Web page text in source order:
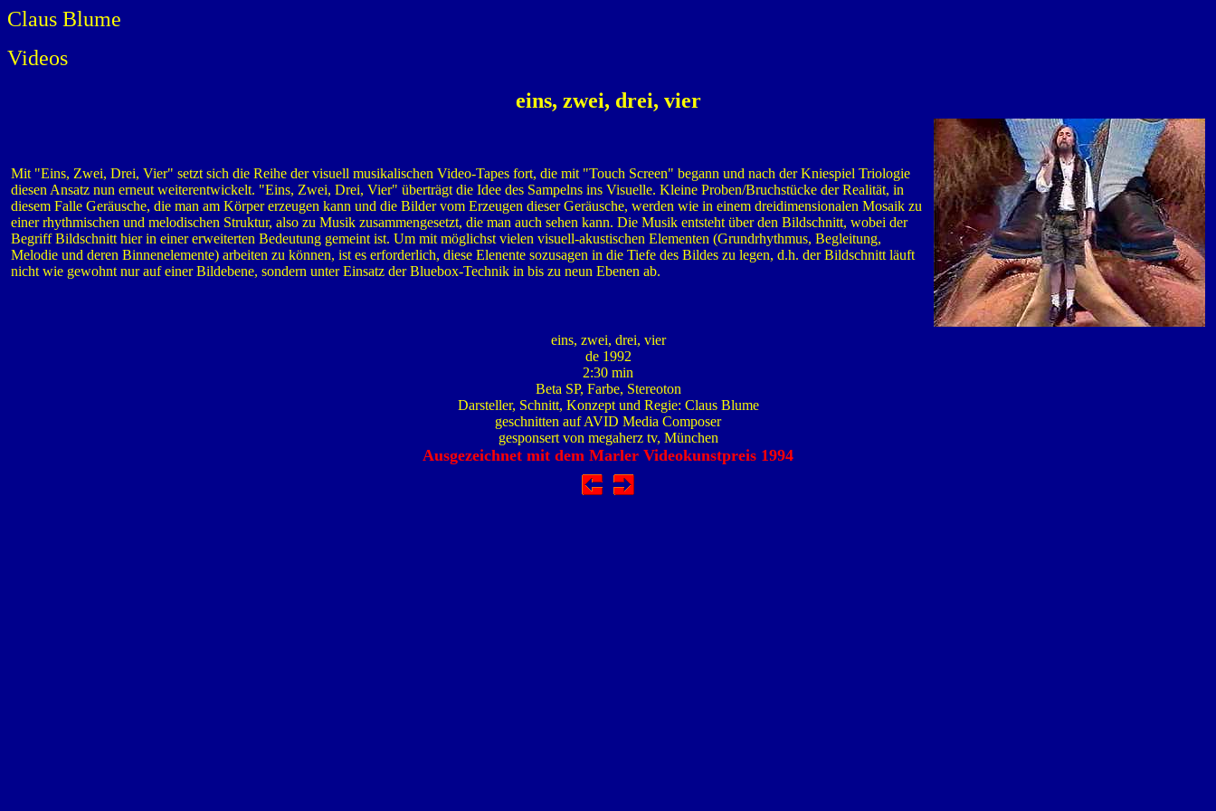
Claus Blume
Videos
eins, zwei, drei, vier
Mit "Eins, Zwei, Drei, Vier" setzt sich die Reihe der visuell musikalischen Video-Tapes fort, die mit "Touch Screen" begann und nach der Kniespiel Triologie
diesen Ansatz nun erneut weiterentwickelt. "Eins, Zwei, Drei, Vier" überträgt die Idee des Sampelns ins Visuelle. Kleine Proben/Bruchstücke der Realität, in
diesem Falle Geräusche, die man am Körper erzeugen kann und die Bilder vom Erzeugen dieser Geräusche, werden wie in einem dreidimensionalen Mosaik zu
einer rhythmischen und melodischen Struktur, also zu Musik zusammengesetzt, die man auch sehen kann. Die Musik entsteht über den Bildschnitt, wobei der
Begriff Bildschnitt hier in einer erweiterten Bedeutung gemeint ist. Um mit möglichst vielen visuell-akustischen Elementen (Grundrhythmus, Begleitung,
Melodie und deren Binnenelemente) arbeiten zu können, ist es erforderlich, diese Elenente sozusagen in die Tiefe des Bildes zu legen, d.h. der Bildschnitt läuft
nicht wie gewohnt nur auf einer Bildebene, sondern unter Einsatz der Bluebox-Technik in bis zu neun Ebenen ab.
eins, zwei, drei, vier
de 1992
2:30 min
Beta SP, Farbe, Stereoton
Darsteller, Schnitt, Konzept und Regie: Claus Blume
geschnitten auf AVID Media Composer
gesponsert von megaherz tv, München
Ausgezeichnet mit dem Marler Videokunstpreis 1994